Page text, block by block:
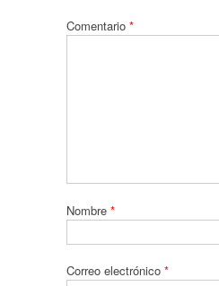
Comentario *
Nombre *
Correo electrónico *